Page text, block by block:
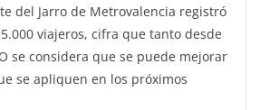
del Jarro de Metrovalencia registró
viajeros, cifra que tanto desde
se considera que se puede mejorar
se apliquen en los próximos